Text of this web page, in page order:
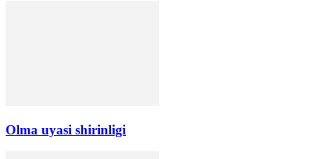
Olma uyasi shirinligi